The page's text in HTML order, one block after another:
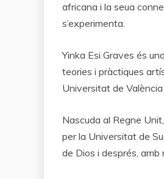
africana i la seua
s’experimenta.
Yinka Esi Graves és
teories i pràctiques
Universitat de València
Nascuda al Regne
per la Universitat de
de Dios i després, amb